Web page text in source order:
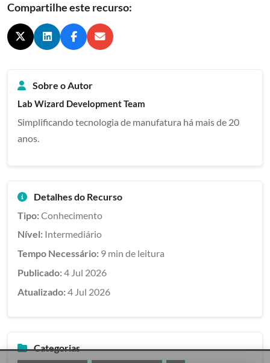
Compartilhe este recurso:
Sobre o Autor
Lab Wizard Development Team
Simplificando tecnologia de manufatura há mais de 20
anos.
Detalhes do Recurso
Tipo:Conhecimento
Nível: Intermediário
Tempo Necessário: 9 min de leitura
Publicado:4 Jul 2026
Atualizado:4 Jul 2026
Categorias